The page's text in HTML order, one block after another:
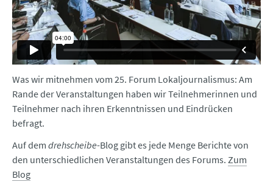
Was wir mitnehmen vom 25. Forum Lokaljournalismus: Am
Rande der Veranstaltungen haben wir Teilnehmerinnen und
Teilnehmer nach ihren Erkenntnissen und Eindrücken
befragt.
Auf dem drehscheibe-Blog gibt es jede Menge Berichte von
den unterschiedlichen Veranstaltungen des Forums. Zum
Blog